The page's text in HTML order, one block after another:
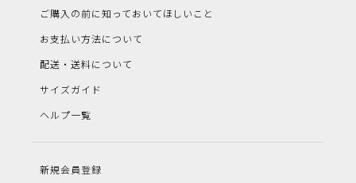
ご購入の前に知っておいてほしいこと
お支払い方法について
配送・送料について
サイズガイド
ヘルプ一覧
新規会員登録